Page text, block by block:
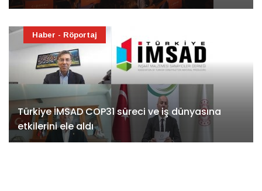
Türkiye İMSAD COP31 süreci ve iş dünyasına
etkilerini ele aldı
Haber - Röportaj